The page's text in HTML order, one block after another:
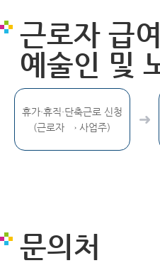
근로자 급
예술인 및
휴가·휴직·단축근로 신청
(근로자 → 사업주)
문의처